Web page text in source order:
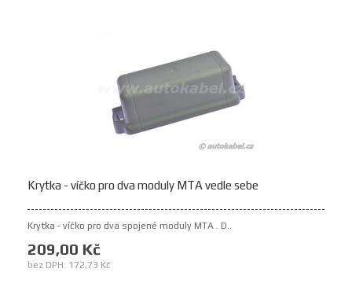
Krytka - víčko pro dva moduly MTA vedle sebe
Krytka - víčko pro dva spojené moduly MTA . D..
209,00 Kč
bez DPH: 172,73 Kč